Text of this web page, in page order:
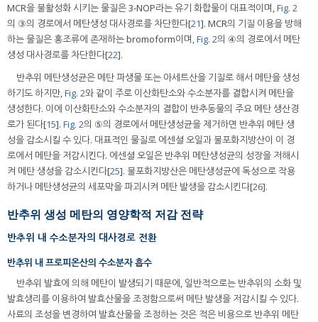
MCR을 불활성화 시키는 물질은 3-NOP라는 유기 화합물이 대표적이며,Fig. 2
의 ③의 경로에서 메탄생성 대사경로를 차단한다[21]. MCR의 기질 이용을 방해
하는 물질은 홍조류에 존재하는 bromoform이며,Fig. 2의 ④의 경로에서 메탄
생성 대사경로를 차단한다[22].
반추위 메탄생성균은 메탄 파생물 또는 아세트산을 기질로 해서 메탄을 생성
하기도 하지만,Fig. 2와 같이 주로 이산화탄소와 수소분자를 결합시켜 메탄을
생성한다. 이에 이산화탄소와 수소분자의 결합이 반추동물의 주요 메탄 생산경
로가 된다[15]. Fig. 2의 ⑤의 경로에서 메탄생성균을 제거하면 반추위 메탄 생
성을 감소시킬 수 있다. 대표적인 물질로 에센셜 오일과 불포화지방산이 이 경
로에서 메탄을 저감시킨다. 에센셜 오일은 반추위 메탄생성균의 성장을 저해시
켜 메탄 생성을 감소시킨다[25]. 불포화지방산은 메탄생성균에 독성으로 작용
하거나 메탄생성균의 세포막을 파괴시켜 메탄 발생을 감소시킨다[26].
반추위 생성 메탄의 영양학적 저감 전략
반추위 내 수소분자의 대사경로 전환
반추위 내 프로피온산의 수소분자 흡수
반추위 발효에 의해 메탄이 발생되기 때문에, 일반적으로는 반추위의 소화 및
발효생리를 이용하여 발효산물을 조정함으로써 메탄 발생을 저감시킬 수 있다.
사료의 조성을 변경하여 발효산물을 조정하는 것은 적은 비용으로 반추위 메탄